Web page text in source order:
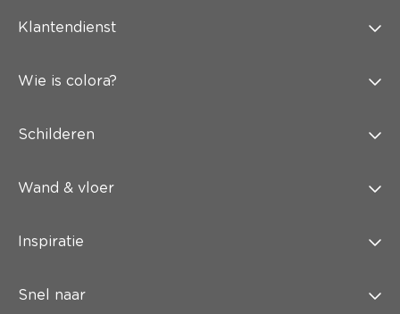
Klantendienst
Wie is colora?
Schilderen
Wand & vloer
Inspiratie
Snel naar